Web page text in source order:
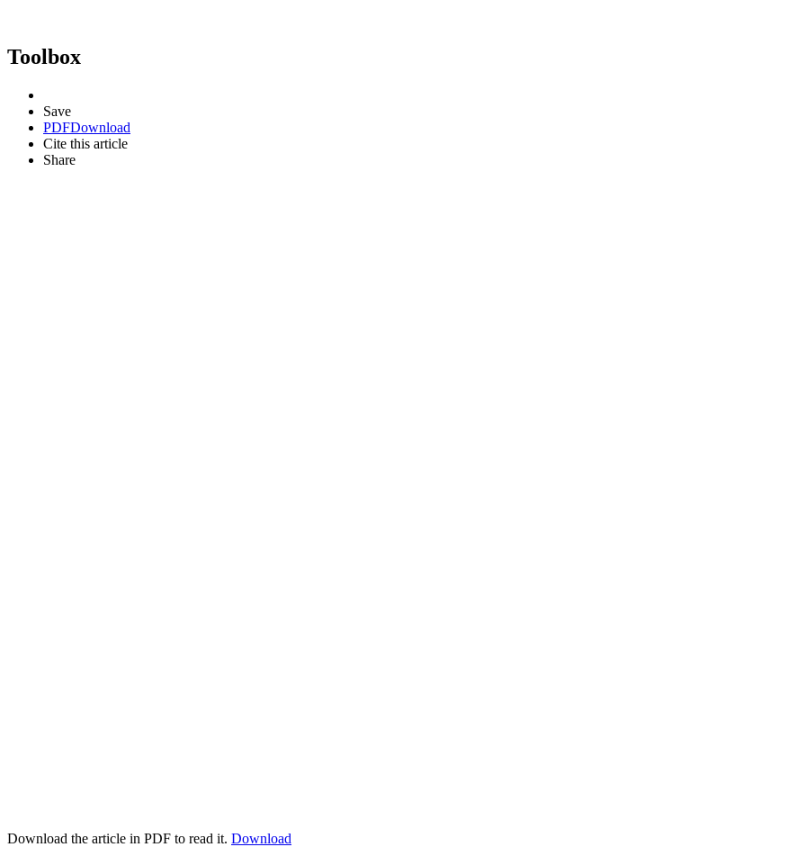
Toolbox
Save
PDFDownload
Cite this article
Share
Download the article in PDF to read it. Download